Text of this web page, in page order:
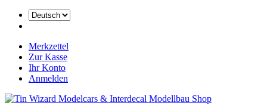
Merkzettel
Zur Kasse
Ihr Konto
Anmelden